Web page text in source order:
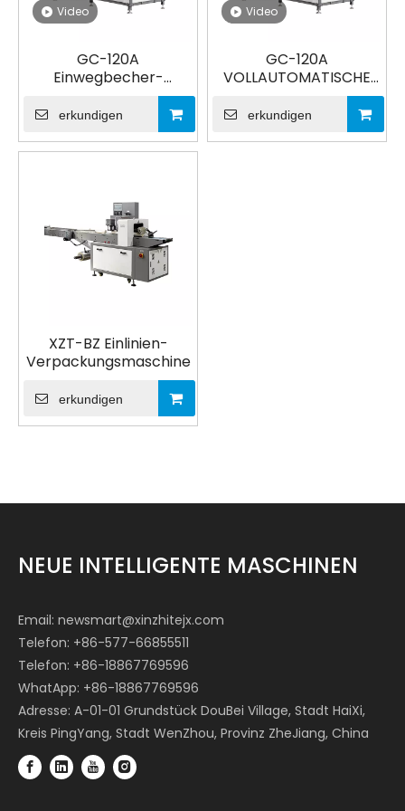
Video
GC-120A
Einwegbecher-
Verpackungsmaschine,
automatische
Verpackungspapier-
Papiereimer-
für Pappbecher
erkundigen
Video
GC-120A
VOLLAUTOMATISCHE
PAPIERBECHER-/
VERPACKUNGSMASCHINE
erkundigen
XZT-BZ Einlinien-
Verpackungsmaschine
erkundigen
NEUE INTELLIGENTE MASCHINEN
Email: newsmart@xinzhitejx.com
Telefon: +86-577-66855511
Telefon: +86-18867769596
WhatApp: +86-18867769596
Adresse: A-01-01 Grundstück DouBei Village, Stadt HaiXi,
Kreis PingYang, Stadt WenZhou, Provinz ZheJiang, China